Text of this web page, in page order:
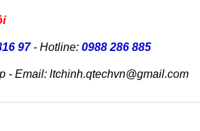
97- Hotline: 0988 286 885
- Email: ltchinh.qtechvn@gmail.com